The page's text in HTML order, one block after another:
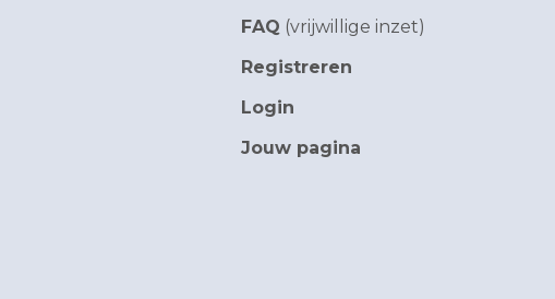
FAQ (vrijwillige inzet)
Registreren
Login
Jouw pagina